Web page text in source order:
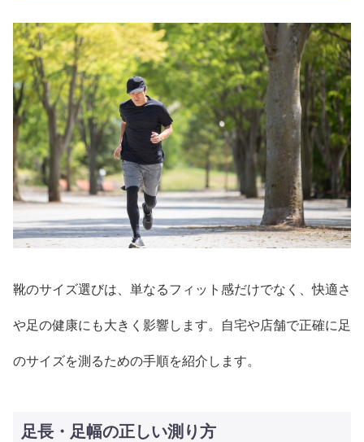
靴のサイズ選びは、単なるフィット感だけでなく、快適さ
や足の健康にも大きく影響します。自宅や店舗で正確に足
のサイズを測るための手順を紹介します。
足長・足幅の正しい測り方